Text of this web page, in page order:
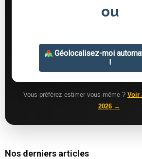
Vous préférez estimer vous-même ? Voir
2026 →
Nos derniers articles